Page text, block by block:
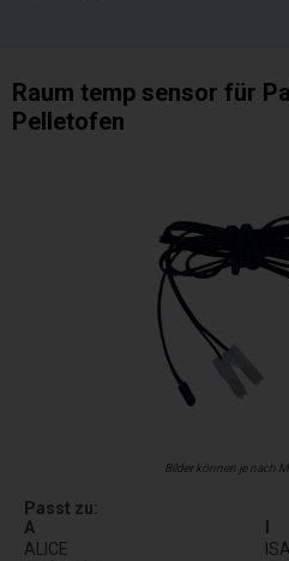
Raum temp sensor für
Pelletofen
Bilder können je nach
Passt zu:
A
ALICE
I